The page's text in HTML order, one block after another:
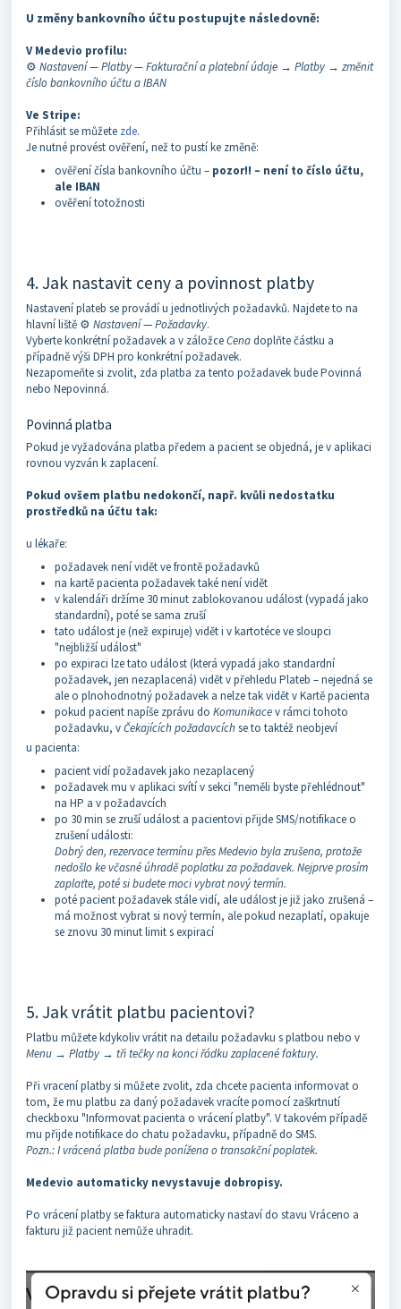
U změny bankovního účtu postupujte následovně:
V Medevio profilu:
⚙️ Nastavení — Platby — Fakturační a platební údaje → Platby → změnit
číslo bankovního účtu a IBAN
Ve Stripe:
Přihlásit se můžete zde.
Je nutné provést ověření, než to pustí ke změně:
ověření čísla bankovního účtu – pozor!! – není to číslo účtu,
ale IBAN
ověření totožnosti
4. Jak nastavit ceny a povinnost platby
Nastavení plateb se provádí u jednotlivých požadavků. Najdete to na
hlavní liště ⚙️ Nastavení—Požadavky.
Vyberte konkrétní požadavek a v záložceCenadoplňte částku a
případně výši DPH pro konkrétní požadavek.
Nezapomeňte si zvolit, zda platba za tento požadavek bude Povinná
nebo Nepovinná.
Povinná platba
Pokud je vyžadována platba předem a pacient se objedná, je v aplikaci
rovnou vyzván k zaplacení.
Pokud ovšem platbu nedokončí, např. kvůli nedostatku
prostředků na účtu tak:
u lékaře:
požadavek není vidět ve frontě požadavků
na kartě pacienta požadavek také není vidět
v kalendáři držíme 30 minut zablokovanou událost (vypadá jako
standardní), poté se sama zruší
tato událost je (než expiruje) vidět i v kartotéce ve sloupci
"nejbližší událost"
po expiraci lze tato událost (která vypadá jako standardní
požadavek, jen nezaplacená) vidět v přehledu Plateb – nejedná se
ale o plnohodnotný požadavek a nelze tak vidět v Kartě pacienta
pokud pacient napíše zprávu do Komunikacev rámci tohoto
požadavku, vČekajících požadavcích se to taktéž neobjeví
u pacienta:
pacient vidí požadavek jako nezaplacený
požadavek mu v aplikaci svítí v sekci "neměli byste přehlédnout"
na HP a v požadavcích
po 30 min se zruší událost a pacientovi přijde SMS/notifikace o
zrušení události:
Dobrý den, rezervace termínu přes Medevio byla zrušena, protože
nedošlo ke včasné úhradě poplatku za požadavek. Nejprve prosím
zaplaťte, poté si budete moci vybrat nový termín.
poté pacient požadavek stále vidí, ale událost je již jako zrušená –
má možnost vybrat si nový termín, ale pokud nezaplatí, opakuje
se znovu 30 minut limit s expirací
5. Jak vrátit platbu pacientovi?
Platbu můžete kdykoliv vrátit na detailu požadavku s platbou nebo v
Menu → Platby → tři tečky na konci řádku zaplacené faktury.
Při vracení platby si můžete zvolit, zda chcete pacienta informovat o
tom, že mu platbu za daný požadavek vracíte pomocí zaškrtnutí
checkboxu "Informovat pacienta o vrácení platby". V takovém případě
mu přijde notifikace do chatu požadavku, případně do SMS.
Pozn.: I vrácená platba bude ponížena o transakční poplatek.
Medevio automaticky nevystavuje dobropisy.
Po vrácení platby se faktura automaticky nastaví do stavu Vráceno a
fakturu již pacient nemůže uhradit.